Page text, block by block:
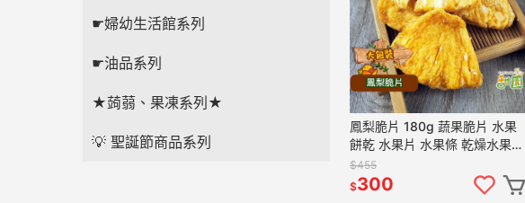
☛婦幼生活館系列
☛油品系列
★蒟蒻、果凍系列★
💡 聖誕節商品系列
鳳梨脆片 180g 蔬果脆片 水果
餅乾 水果片 水果條 乾燥水果
脫水水果 素食【甜園】
$455
$300